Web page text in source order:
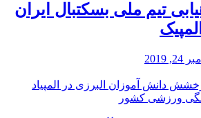
تیم ملی بسکتبال ایران
2019